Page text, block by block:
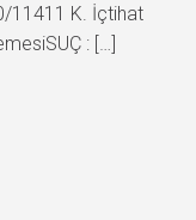
K. İçtihat
: […]